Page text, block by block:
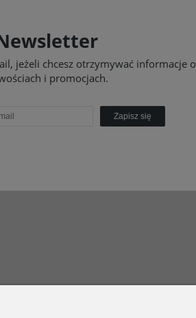
jeżeli chcesz otrzymywać informacje o
i promocjach.
Zapisz się